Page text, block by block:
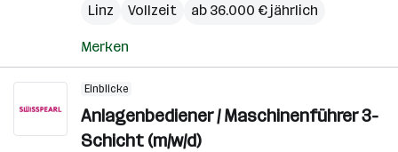
Linz
Vollzeit ab 36.000 € jährlich
Merken
Einblicke
Anlagenbediener / Maschinenführer 3-
Schicht (m/w/d)